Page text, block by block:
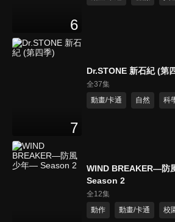
6
7
Dr.STONE 新石紀 (第
全37集
動畫/卡通
自然 科
WIND BREAKER—防
Season 2
全12集
動作
動畫/卡通 校